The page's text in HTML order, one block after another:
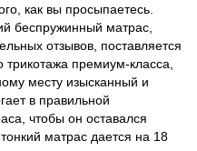
как вы просыпаетесь.
беспружинный матрас,
отзывов, поставляется
трикотажа премиум-класса,
месту изысканный и
в правильной
чтобы он оставался
матрас дается на 18